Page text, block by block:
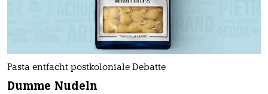
Pasta entfacht postkoloniale Debatte
Dumme Nudeln